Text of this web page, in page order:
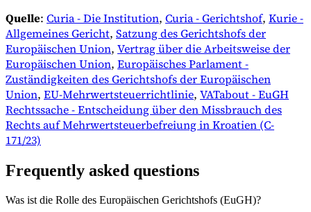
Quelle: Curia - Die Institution, Curia - Gerichtshof, Kurie -
Allgemeines Gericht, Satzung des Gerichtshofs der
Europäischen Union, Vertrag über die Arbeitsweise der
Europäischen Union, Europäisches Parlament -
Zuständigkeiten des Gerichtshofs der Europäischen
Union, EU-Mehrwertsteuerrichtlinie, VATabout - EuGH
Rechtssache - Entscheidung über den Missbrauch des
Rechts auf Mehrwertsteuerbefreiung in Kroatien (C-
171/23)
Frequently asked questions
Was ist die Rolle des Europäischen Gerichtshofs (EuGH)?